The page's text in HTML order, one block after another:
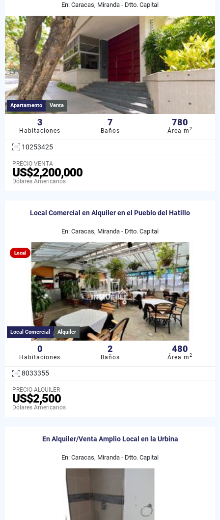
En: Caracas, Miranda - Dtto. Capital
Apartamento Venta
3
Habitaciones
7
Baños
780
Área m2
10253425
PRECIO VENTA
US$2,200,000
Dólares Americanos
Local Comercial en Alquiler en el Pueblo del Hatillo
En: Caracas, Miranda - Dtto. Capital
Local
Local Comercial Alquiler
0
Habitaciones
2
Baños
480
Área m2
8033355
PRECIO ALQUILER
US$2,500
Dólares Americanos
En Alquiler/Venta Amplio Local en la Urbina
En: Caracas, Miranda - Dtto. Capital